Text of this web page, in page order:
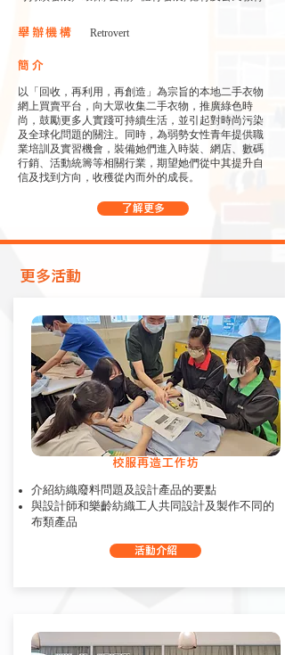
Retrovert
舉辦機構
簡介
以「回收，再利用，再創造」為宗旨的本地二手衣物
網上買賣平台，向大眾收集二手衣物，推廣綠色時
尚，鼓勵更多人實踐可持續生活，並引起對時尚污染
及全球化問題的關注。同時，為弱勢女性青年提供職
業培訓及實習機會，裝備她們進入時裝、網店、數碼
行銷、活動統籌等相關行業，期望她們從中其提升自
信及找到方向，收穫從內而外的成長。
了解更多
​更多活動
校服再造工作坊
介紹紡織廢料問題及設計產品的要點
與設計師和樂齡紡織工人共同設計及製作不同的
布類產品
活動介紹